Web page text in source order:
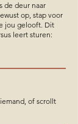
de deur naar
op, stap voor
jou gelooft. Dit
leert sturen:
of scrollt